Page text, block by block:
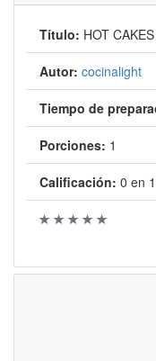
Título: HOT
Autor: cocinalight
Tiempo de
Porciones: 1
Calificación: 0 en 1